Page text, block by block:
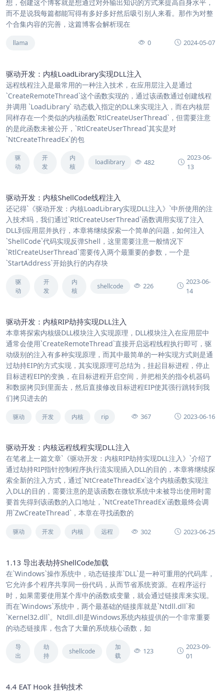
想，创建这个博客就是想通过对外输出知识的方式来提高自身水平，
而不是说我每篇都能写得有多好多好然后吸引别人来看。那作为对整
个合集内容的完善，这篇博客会解析现在
llama 0 2024-05-07
驱动开发：内核LoadLibrary实现DLL注入
远程线程注入是最常用的一种注入技术，在应用层注入是通过
`CreateRemoteThread`这个函数实现的，通过该函数通过创建线程
并调用 `LoadLibrary` 动态载入指定的DLL来实现注入，而在内核层
同样存在一个类似的内核函数`RtlCreateUserThread`，但需要注意
的是此函数未被公开，`RtlCreateUserThread`其实是对
`NtCreateThreadEx`的包
驱
动
开
发
内
核
loadlibrary 482
2023-06-
13
驱动开发：内核ShellCode线程注入
还记得`《驱动开发：内核LoadLibrary实现DLL注入》`中所使用的注
入技术吗，我们通过`RtlCreateUserThread`函数调用实现了注入
DLL到应用层并执行，本章将继续探索一个简单的问题，如何注入
`ShellCode`代码实现反弹Shell，这里需要注意一般情况下
`RtlCreateUserThread`需要传入两个最重要的参数，一个是
`StartAddress`开始执行的内存块
驱
动
开
发
内
核
shellcode 226
2023-06-
14
驱动开发：内核RIP劫持实现DLL注入
本章将探索内核级DLL模块注入实现原理，DLL模块注入在应用层中
通常会使用`CreateRemoteThread`直接开启远程线程执行即可，驱
动级别的注入有多种实现原理，而其中最简单的一种实现方式则是通
过劫持EIP的方式实现，其实现原理可总结为，挂起目标进程，停止
目标进程EIP的变换，在目标进程开启空间，并把相关的指令机器码
和数据拷贝到里面去，然后直接修改目标进程EIP使其强行跳转到我
们拷贝进去的
驱动 开发 内核 rip 367 2023-06-16
驱动开发：内核远程线程实现DLL注入
在笔者上一篇文章`《驱动开发：内核RIP劫持实现DLL注入》`介绍了
通过劫持RIP指针控制程序执行流实现插入DLL的目的，本章将继续探
索全新的注入方式，通过`NtCreateThreadEx`这个内核函数实现注
入DLL的目的，需要注意的是该函数在微软系统中未被导出使用时需
要首先得到该函数的入口地址，`NtCreateThreadEx`函数最终会调
用`ZwCreateThread`，本章在寻找函数的
驱动 开发 内核 远程 302 2023-06-25
1.13 导出表劫持ShellCode加载
在`Windows`操作系统中，动态链接库`DLL`是一种可重用的代码库，
它允许多个程序共享同一份代码，从而节省系统资源。在程序运行
时，如果需要使用某个库中的函数或变量，就会通过链接库来实现。
而在`Windows`系统中，两个最基础的链接库就是`Ntdll.dll`和
`Kernel32.dll`。Ntdll.dll是Windows系统内核提供的一个非常重要
的动态链接库，包含了大量的系统核心函数，如
导
出
劫
持
shellcode
加
载
123
2023-09-
01
4.4 EAT Hook 挂钩技术